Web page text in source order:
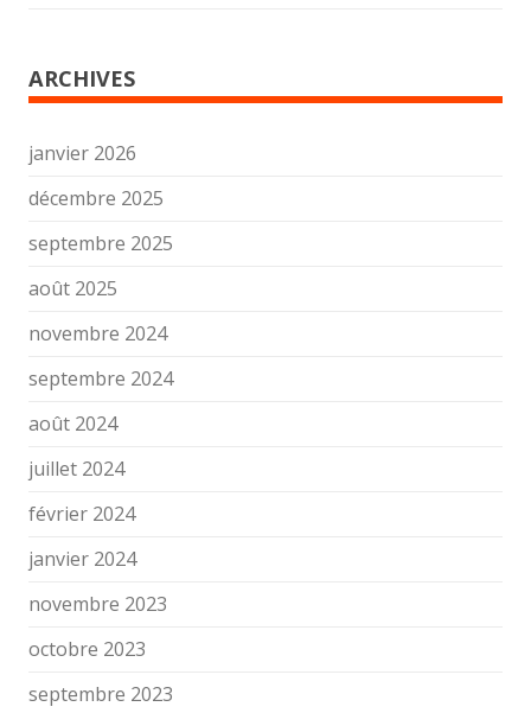
ARCHIVES
janvier 2026
décembre 2025
septembre 2025
août 2025
novembre 2024
septembre 2024
août 2024
juillet 2024
février 2024
janvier 2024
novembre 2023
octobre 2023
septembre 2023